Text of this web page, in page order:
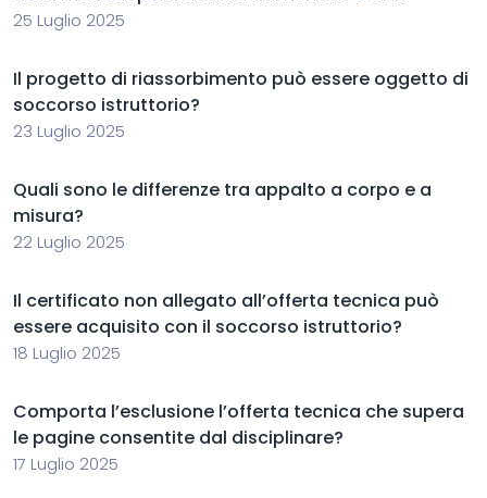
25 Luglio 2025
Il progetto di riassorbimento può essere oggetto di
soccorso istruttorio?
23 Luglio 2025
Quali sono le differenze tra appalto a corpo e a
misura?
22 Luglio 2025
Il certificato non allegato all’offerta tecnica può
essere acquisito con il soccorso istruttorio?
18 Luglio 2025
Comporta l’esclusione l’offerta tecnica che supera
le pagine consentite dal disciplinare?
17 Luglio 2025